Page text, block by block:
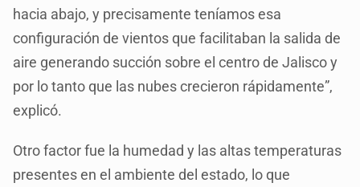
hacia abajo, y precisamente teníamos esa
configuración de vientos que facilitaban la salida de
aire generando succión sobre el centro de Jalisco y
por lo tanto que las nubes crecieron rápidamente”,
explicó.
Otro factor fue la humedad y las altas temperaturas
presentes en el ambiente del estado, lo que